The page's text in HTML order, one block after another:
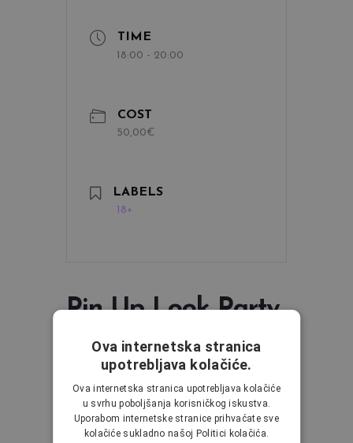
TIME
18:00 - 20:00
COST
50,00€
LABELS
18+
Pin Up Look Party
Iako je 21. stoljeće, desetljećima star look Pin
današnje doba. Poznat po jednostavnom
tušu i odvažnim crvenim usnama, zauvijek će
imati posebno mjesto u našim srcima. Ako
Ova internetska stranica
upotrebljava kolačiće.
Ova internetska stranica upotrebljava kolačiće
u svrhu poboljšanja korisničkog iskustva.
Uporabom internetske stranice prihvaćate sve
kolačiće sukladno našoj Politici kolačića.